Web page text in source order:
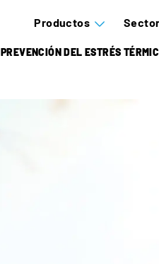
Productos
PREVENCIÓN DEL ESTRÉS